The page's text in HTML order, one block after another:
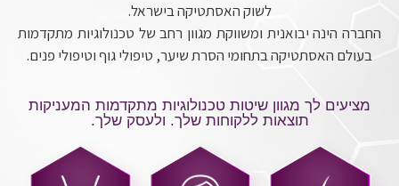
לשוק האסתטיקה בישראל.
החברה הינה יבואנית ומשווקת מגוון רחב של טכנולוגיות מתקדמות
בעולם האסתטיקה בתחומי הסרת שיער, טיפולי גוף וטיפולי פנים.
מציעים לך מגוון שיטות טכנולוגיות מתקדמות המעניקות
תוצאות ללקוחות שלך. ולעסק שלך.